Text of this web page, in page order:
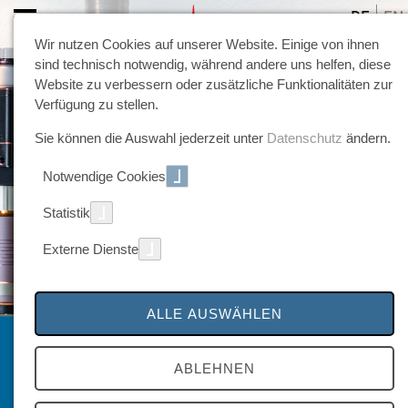
DE EN
Sonderbrenner
Wir nutzen Cookies auf unserer Website. Einige von ihnen
sind technisch notwendig, während andere uns helfen, diese
Website zu verbessern oder zusätzliche Funktionalitäten zur
Verfügung zu stellen.
Sie können die Auswahl jederzeit unter Datenschutz ändern.
Notwendige Cookies
Statistik
Externe Dienste
ALLE AUSWÄHLEN
ABLEHNEN